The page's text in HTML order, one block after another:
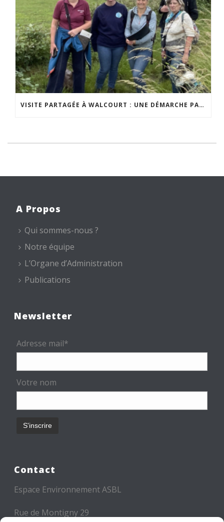
VISITE PARTAGÉE À WALCOURT : UNE DÉMARCHE PARTICIPATIVE ANIMÉE PAR ESPACE ENVIRONNEMENT
A Propos
Qui sommes-nous ?
Notre équipe
L’Organe d’Administration
Publications
Newsletter
Adresse mail*
Votre nom
Contact
Espace Environnement ASBL
Rue de Montigny 29